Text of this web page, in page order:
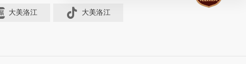
大美洛江 大美洛江